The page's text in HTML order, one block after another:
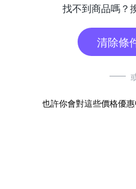
找不到商品嗎？
清除條
也許你會對這些價格優